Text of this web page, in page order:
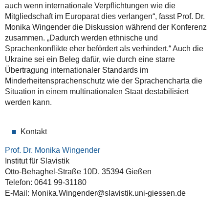
auch wenn internationale Verpflichtungen wie die
Mitgliedschaft im Europarat dies verlangen“, fasst Prof. Dr.
Monika Wingender die Diskussion während der Konferenz
zusammen. „Dadurch werden ethnische und
Sprachenkonflikte eher befördert als verhindert.“ Auch die
Ukraine sei ein Beleg dafür, wie durch eine starre
Übertragung internationaler Standards im
Minderheitensprachenschutz wie der Sprachencharta die
Situation in einem multinationalen Staat destabilisiert
werden kann.
Kontakt
Prof. Dr. Monika Wingender
Institut für Slavistik
Otto-Behaghel-Straße 10D, 35394 Gießen
Telefon: 0641 99-31180
E-Mail: Monika.Wingender@slavistik.uni-giessen.de